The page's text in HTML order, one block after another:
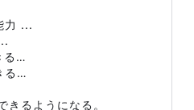
力 ...
る…
る…
きるようになる。